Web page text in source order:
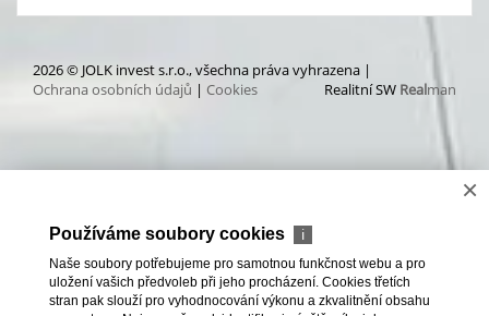
2026 © JOLK invest s.r.o., všechna práva vyhrazena |
Ochrana osobních údajů | Cookies Realitní SW Realman
×
Používáme soubory cookies ℹ
Naše soubory potřebujeme pro samotnou funkčnost webu a pro
uložení vašich předvoleb při jeho procházení. Cookies třetích
stran pak slouží pro vyhodnocování výkonu a zkvalitnění obsahu